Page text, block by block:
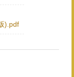
).pdf